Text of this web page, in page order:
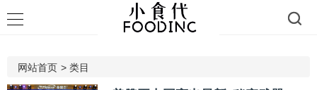
网站首页 > 类目